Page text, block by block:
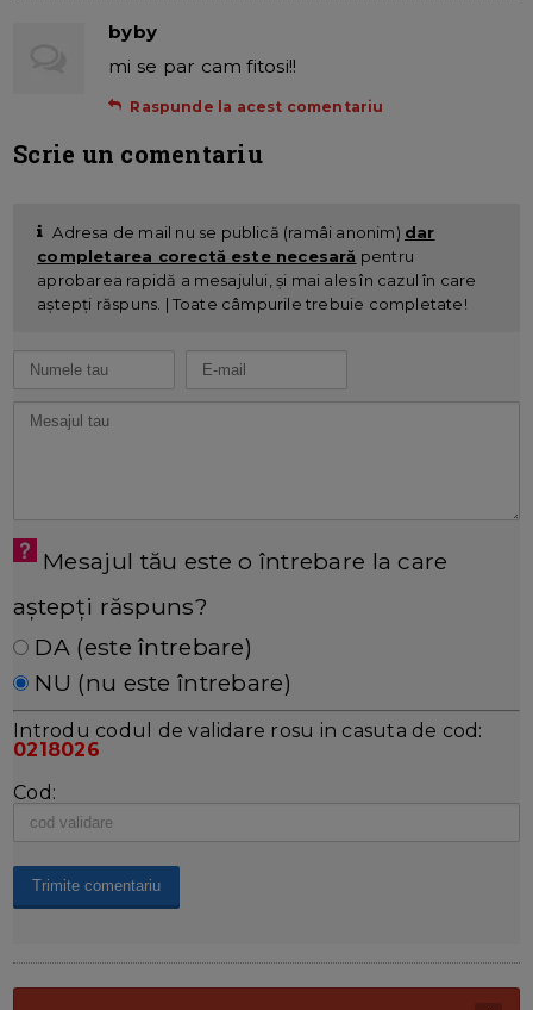
byby
mi se par cam fitosi!!
Raspunde la acest comentariu
Scrie un comentariu
Adresa de mail nu se publică (ramâi anonim) dar
completarea corectă este necesară pentru
aprobarea rapidă a mesajului, și mai ales în cazul în care
aștepți răspuns. | Toate câmpurile trebuie completate!
Mesajul tău este o întrebare la care
aștepți răspuns?
DA (este întrebare)
NU (nu este întrebare)
Introdu codul de validare rosu in casuta de cod:
0218026
Cod: